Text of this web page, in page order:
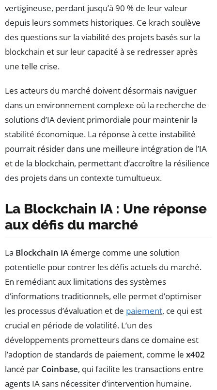
vertigineuse, perdant jusqu’à 90 % de leur valeur
depuis leurs sommets historiques. Ce krach soulève
des questions sur la viabilité des projets basés sur la
blockchain et sur leur capacité à se redresser après
une telle crise.
Les acteurs du marché doivent désormais naviguer
dans un environnement complexe où la recherche de
solutions d’IA devient primordiale pour maintenir la
stabilité économique. La réponse à cette instabilité
pourrait résider dans une meilleure intégration de l’IA
et de la blockchain, permettant d’accroître la résilience
des projets dans un contexte tumultueux.
La Blockchain IA : Une réponse
aux défis du marché
La Blockchain IA émerge comme une solution
potentielle pour contrer les défis actuels du marché.
En remédiant aux limitations des systèmes
d’informations traditionnels, elle permet d’optimiser
les processus d’évaluation et de paiement, ce qui est
crucial en période de volatilité. L’un des
développements prometteurs dans ce domaine est
l’adoption de standards de paiement, comme le x402
lancé par Coinbase, qui facilite les transactions entre
agents IA sans nécessiter d’intervention humaine.